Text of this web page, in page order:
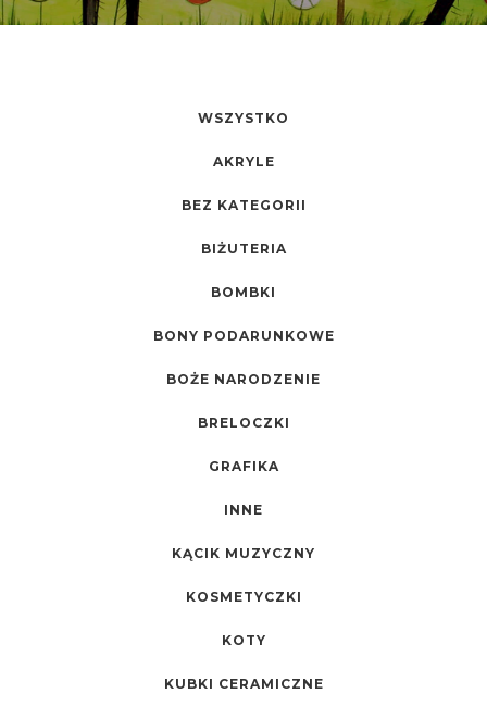
WSZYSTKO
AKRYLE
BEZ KATEGORII
BIŻUTERIA
BOMBKI
BONY PODARUNKOWE
BOŻE NARODZENIE
BRELOCZKI
GRAFIKA
INNE
KĄCIK MUZYCZNY
KOSMETYCZKI
KOTY
KUBKI CERAMICZNE